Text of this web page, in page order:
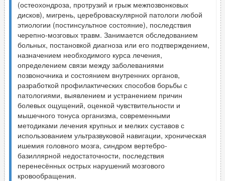
(остеохондроза, протрузий и грыж межпозвонковых
дисков), мигрень, цереброваскулярной патологи любой
этиологии (постинсультное состояние), последствия
черепно-мозговых травм. Занимается обследованием
больных, постановкой диагноза или его подтверждением,
назначением необходимого курса лечения,
определением связи между заболеваниями
позвоночника и состоянием внутренних органов,
разработкой профилактических способов борьбы с
патологиями, выявлением и устранением причин
болевых ощущений, оценкой чувствительности и
мышечного тонуса организма, современными
методиками лечения крупных и мелких суставов с
использованием ультразвуковой навигации, хроническая
ишемия головного мозга, синдром вертебро-
базиллярной недостаточности, последствия
перенесённых острых нарушений мозгового
кровообращения.